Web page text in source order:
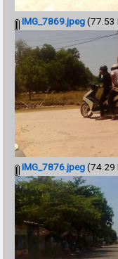
IMG_7869.jpeg(77.53
IMG_7876.jpeg(74.29